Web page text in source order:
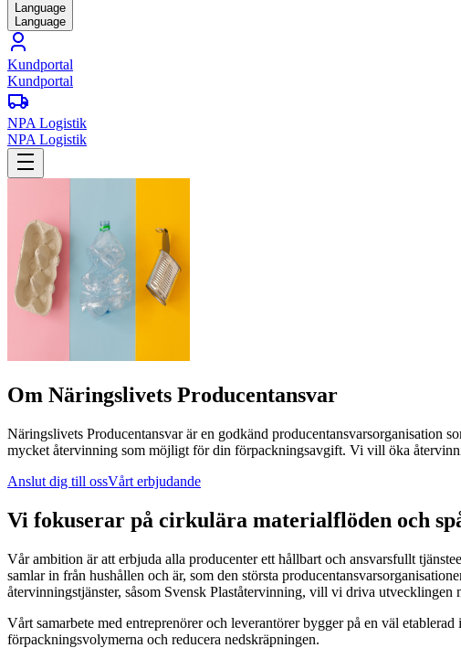
Language
Language
Kundportal
Kundportal
NPA Logistik
NPA Logistik
Om Näringslivets Producentansvar
Näringslivets Producentansvar är en godkänd producentansvarsorganisation
mycket återvinning som möjligt för din förpackningsavgift. Vi vill öka
Anslut dig till ossVårt erbjudande
Vi fokuserar på cirkulära materialflöden och
Vår ambition är att erbjuda alla producenter ett hållbart och ansvarsfullt
samlar in från hushållen och är, som den största
återvinningstjänster, såsom Svensk Plaståtervinning, vill vi driva utvecklingen
Vårt samarbete med entreprenörer och leverantörer bygger på en väl
förpackningsvolymerna och reducera nedskräpningen.